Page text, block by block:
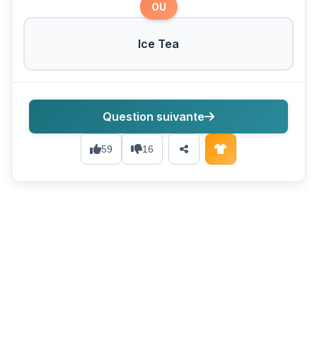
OU
Ice Tea
59 16
Question suivante